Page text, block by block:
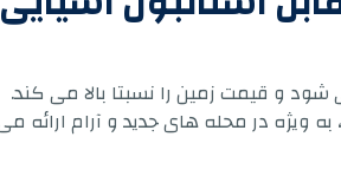
و قیمت زمین را نسبتا بالا می کند.